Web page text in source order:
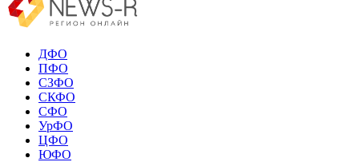
ДФО
ПФО
СЗФО
СКФО
СФО
УрФО
ЦФО
ЮФО